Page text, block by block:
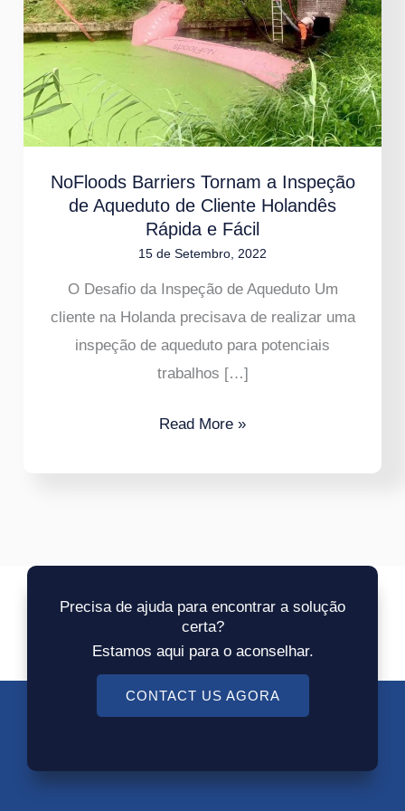
NoFloods Barriers Tornam a Inspeção
de Aqueduto de Cliente Holandês
Rápida e Fácil
15 de Setembro, 2022
O Desafio da Inspeção de Aqueduto Um
cliente na Holanda precisava de realizar uma
inspeção de aqueduto para potenciais
trabalhos […]
Tornam
a
Inspeção
de
Aqueduto
Cliente
Holandês
Rápida
Fácil
Read More »
Precisa de ajuda para encontrar a solução
certa?
Estamos aqui para o aconselhar.
CONTACT US AGORA